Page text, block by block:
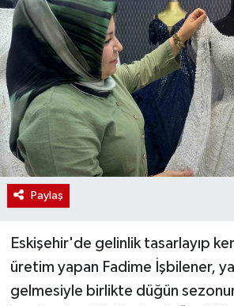
Paylaş
Eskişehir'de gelinlik tasarlayıp
üretim yapan Fadime İşbilener,
gelmesiyle birlikte düğün